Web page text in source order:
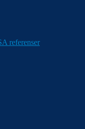
referenser